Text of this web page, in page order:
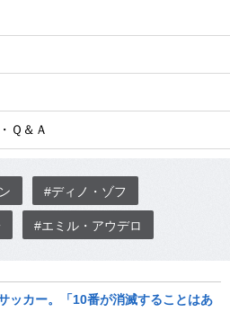
Ｑ＆Ａ
#ディノ・ゾフ
#エミル・アウデロ
ッカー。「10番が消滅することはあ